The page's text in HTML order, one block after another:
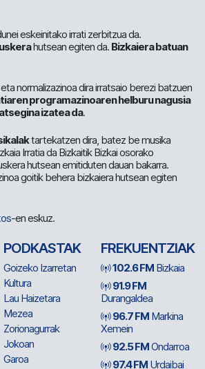
eskeinitako irrati zerbitzua da.
hutsean egiten da. Bizkaiera batuan
normalizazinoa dira irratsaio berezi batzuen
programazinoaren helburu nagusia
izatea da.
tartekatzen dira, batez be musika
Irratia da Bizkaitik Bizkai osorako
hutsean emitiduten dauan bakarra.
goitik behera bizkaiera hutsean egiten
-en eskuz.
PODKASTAK
Goizeko Izarretan
Kultura
Lau Haizetara
Mezea
Zorionagurrak
Jokoan
Garoa
FREKUENTZIAK
102.6 FM Bizkaia
91.9 FM
Durangaldea
96.7 FM Markina
Xemein
92.5 FMOndarroa
97.4 FM Urdaibai